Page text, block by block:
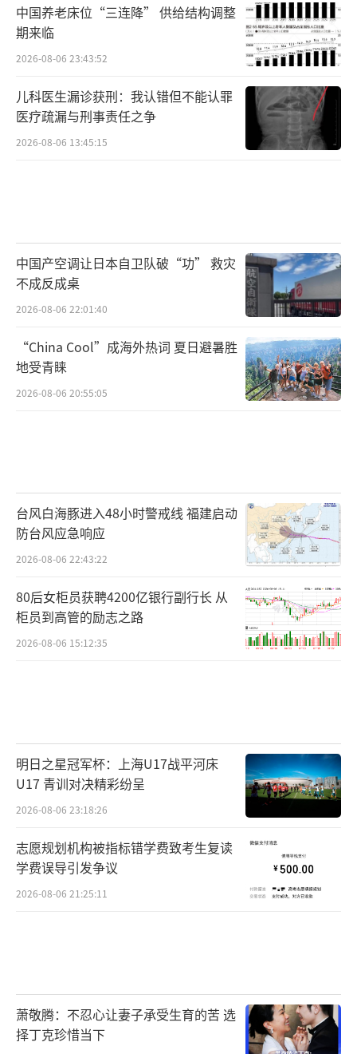
中国养老床位“三连降” 供给结构调整
期来临
2026-08-06 23:43:52
儿科医生漏诊获刑：我认错但不能认罪
医疗疏漏与刑事责任之争
2026-08-06 13:45:15
中国产空调让日本自卫队破“功” 救灾
不成反成桌
2026-08-06 22:01:40
“China Cool”成海外热词 夏日避暑胜
地受青睐
2026-08-06 20:55:05
台风白海豚进入48小时警戒线 福建启动
防台风应急响应
2026-08-06 22:43:22
80后女柜员获聘4200亿银行副行长 从
柜员到高管的励志之路
2026-08-06 15:12:35
明日之星冠军杯：上海U17战平河床
U17 青训对决精彩纷呈
2026-08-06 23:18:26
志愿规划机构被指标错学费致考生复读
学费误导引发争议
2026-08-06 21:25:11
萧敬腾：不忍心让妻子承受生育的苦 选
择丁克珍惜当下